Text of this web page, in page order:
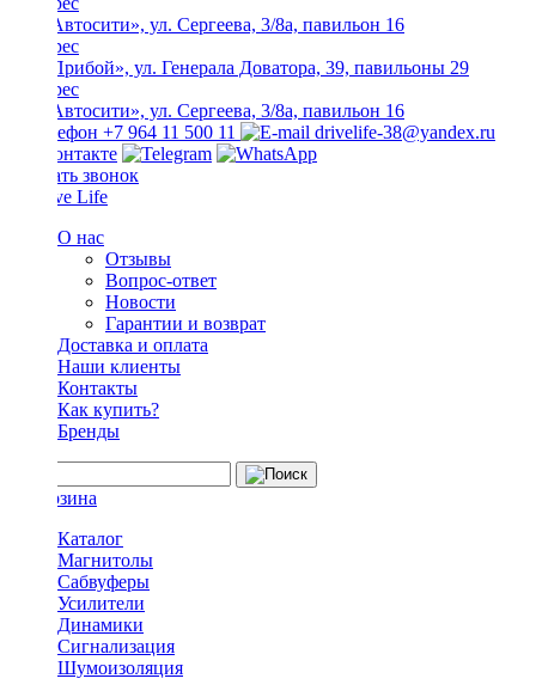
ТЦ «Автосити», ул. Сергеева, 3/8а, павильон 16
ТЦ «Прибой», ул. Генерала Доватора, 39, павильоны 29
ТЦ «Автосити», ул. Сергеева, 3/8а, павильон 16
+7 964 11 500 11
drivelife-38@yandex.ru
Заказать звонок
О нас
Отзывы
Вопрос-ответ
Новости
Гарантии и возврат
Доставка и оплата
Наши клиенты
Контакты
Как купить?
Бренды
Каталог
Магнитолы
Сабвуферы
Усилители
Динамики
Сигнализация
Шумоизоляция